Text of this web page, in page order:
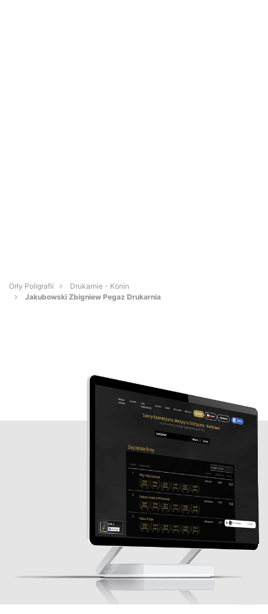
Orły Poligrafii
Drukarnie - Konin
Jakubowski Zbigniew Pegaz Drukarnia